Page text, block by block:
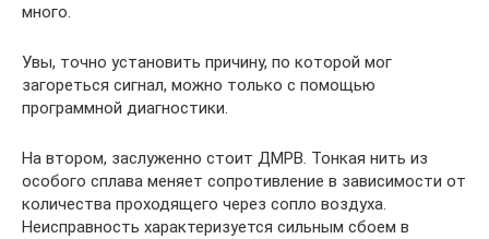
много.
Увы, точно установить причину, по которой мог
загореться сигнал, можно только с помощью
программной диагностики.
На втором, заслуженно стоит ДМРВ. Тонкая нить из
особого сплава меняет сопротивление в зависимости от
количества проходящего через сопло воздуха.
Неисправность характеризуется сильным сбоем в